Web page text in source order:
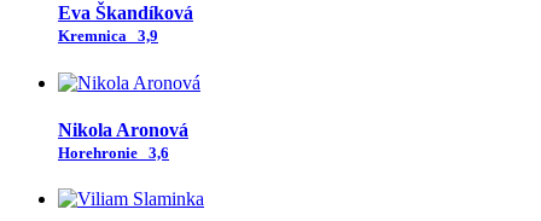
Eva Škandíková
Kremnica 3,9
Nikola Aronová
Horehronie 3,6